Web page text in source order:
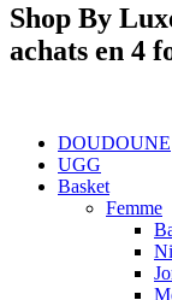
Shop By
achats en 4
DOUDOUNE
UGG
Basket
Femme